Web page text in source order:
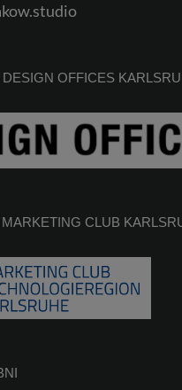
OFFICES
CLUB